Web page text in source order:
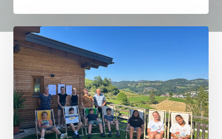
Sommer,
Sonne,
Sonnenliegen